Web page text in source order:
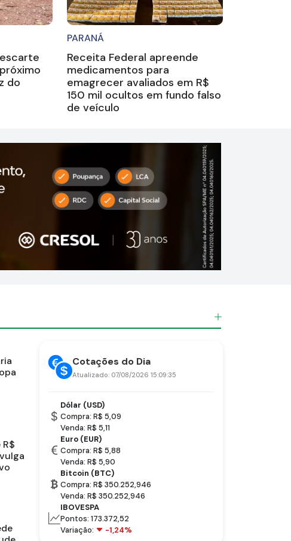
do
PARANÁ
Receita Federal apreende
medicamentos para
emagrecer avaliados em R$
150 mil ocultos em fundo falso
de veículo
Cotações do Dia
Atualizado: 07/08/2026 15:09:35
Dólar (USD)
Compra: R$ 5,09
Venda: R$ 5,11
Euro (EUR)
Compra: R$ 5,88
Venda: R$ 5,90
Bitcoin (BTC)
Compra: R$ 350.252,946
Venda: R$ 350.252,946
IBOVESPA
Pontos: 173.372,52
Variação:
-1,24%